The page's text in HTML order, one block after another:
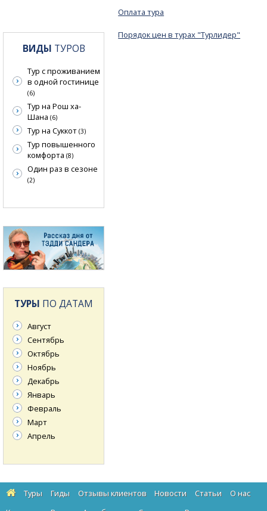
Оплата тура
Порядок цен в турах "Турлидер"
ВИДЫ ТУРОВ
Тур с проживанием
в одной гостинице
(6)
Тур на Рош ха-
Шана (6)
Тур на Суккот (3)
Тур повышенного
комфорта (8)
Один раз в сезоне
(2)
ТУРЫ ПО ДАТАМ
Август
Сентябрь
Октябрь
Ноябрь
Декабрь
Январь
Февраль
Март
Апрель
Туры Гиды Отзывы клиентов Новости Статьи
О нас